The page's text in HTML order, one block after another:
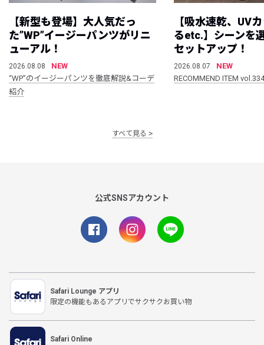
【新型も登場】大人気だっ
た”WP”イージーパンツがリニ
ューアル！
2026.08.08
NEW
“WP”のイージーパンツを徹底解説&コーデ
紹介
【吸水速乾、UV
るetc.】シーンを
セットアップ！
2026.08.07
NEW
RECOMMEND ITEM vol.334
すべて見る
公式SNSアカウント
Safari Lounge アプリ
限定の機能もあるアプリでサクサクお買い物
Safari Online